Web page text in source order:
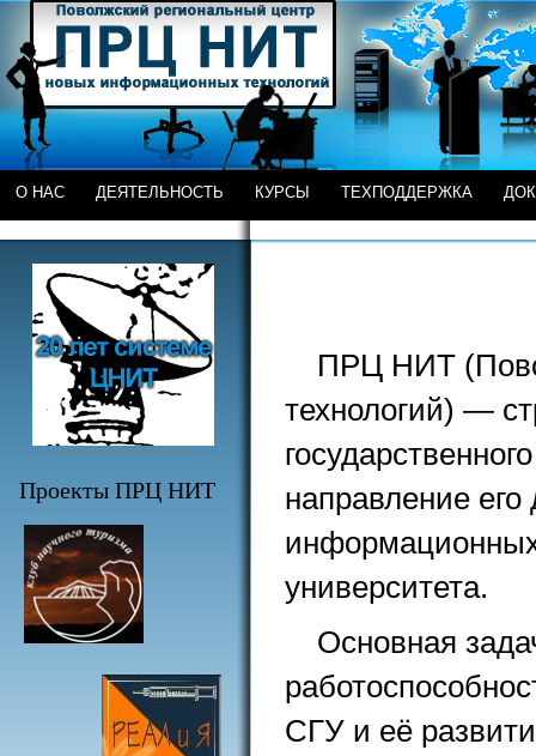
О НАС ДЕЯТЕЛЬНОСТЬ КУРСЫ ТЕХПОДДЕРЖКА
Проекты ПРЦ НИТ
ПРЦ НИТ
технологий) —
направление
университета.
Основная
СГУ и её